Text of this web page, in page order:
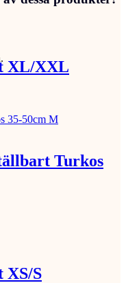
XL/XXL
Turkos
XS/S